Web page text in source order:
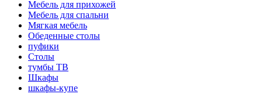
Мебель для прихожей
Мебель для спальни
Мягкая мебель
Обеденные столы
пуфики
Столы
тумбы ТВ
Шкафы
шкафы-купе